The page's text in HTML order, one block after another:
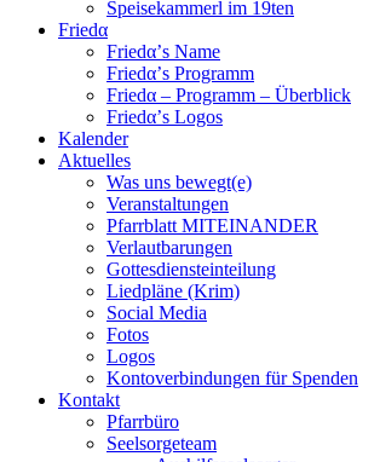
Speisekammerl im 19ten
Friedα
Friedα’s Name
Friedα’s Programm
Friedα – Programm – Überblick
Friedα’s Logos
Kalender
Aktuelles
Was uns bewegt(e)
Veranstaltungen
Pfarrblatt MITEINANDER
Verlautbarungen
Gottesdiensteinteilung
Liedpläne (Krim)
Social Media
Fotos
Logos
Kontoverbindungen für Spenden
Kontakt
Pfarrbüro
Seelsorgeteam